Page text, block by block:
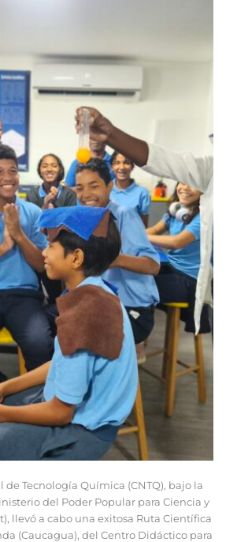
de Tecnología Química (CNTQ), bajo la
del Poder Popular para Ciencia y
llevó a cabo una exitosa Ruta Científica
(Caucagua), del Centro Didáctico para